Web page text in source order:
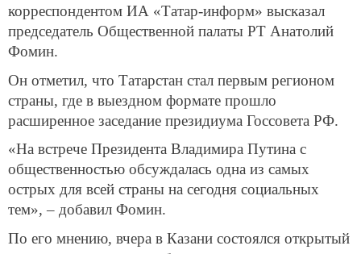
корреспондентом ИА «Татар-информ» высказал
председатель Общественной палаты РТ Анатолий
Фомин.
Он отметил, что Татарстан стал первым регионом
страны, где в выездном формате прошло
расширенное заседание президиума Госсовета РФ.
«На встрече Президента Владимира Путина с
общественностью обсуждалась одна из самых
острых для всей страны на сегодня социальных
тем», – добавил Фомин.
По его мнению, вчера в Казани состоялся открытый